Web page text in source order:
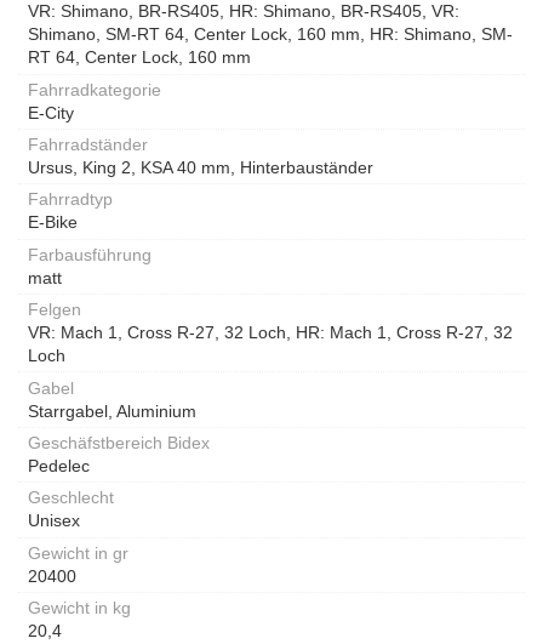
VR: Shimano, BR-RS405, HR: Shimano, BR-RS405, VR:
Shimano, SM-RT 64, Center Lock, 160 mm, HR: Shimano, SM-
RT 64, Center Lock, 160 mm
Fahrradkategorie
E-City
Fahrradständer
Ursus, King 2, KSA 40 mm, Hinterbauständer
Fahrradtyp
E-Bike
Farbausführung
matt
Felgen
VR: Mach 1, Cross R-27, 32 Loch, HR: Mach 1, Cross R-27, 32
Loch
Gabel
Starrgabel, Aluminium
Geschäfstbereich Bidex
Pedelec
Geschlecht
Unisex
Gewicht in gr
20400
Gewicht in kg
20,4